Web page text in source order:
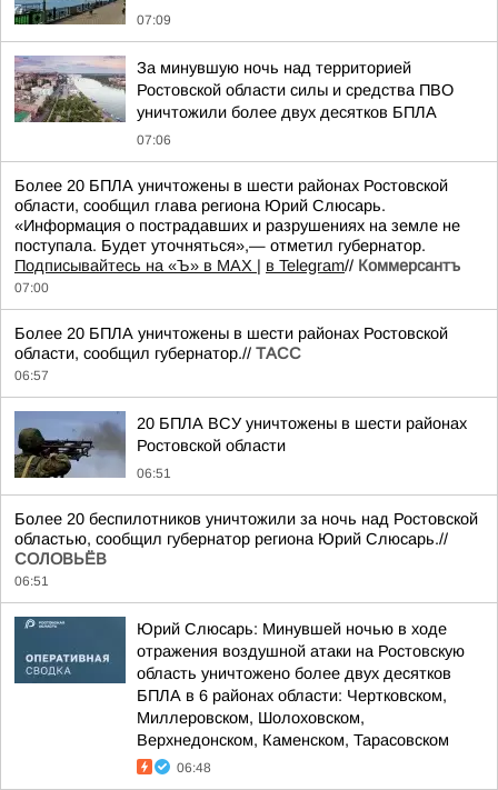
07:09
За минувшую ночь над территорией
Ростовской области силы и средства ПВО
уничтожили более двух десятков БПЛА
07:06
Более 20 БПЛА уничтожены в шести районах Ростовской
области, сообщил глава региона Юрий Слюсарь.
«Информация о пострадавших и разрушениях на земле не
поступала. Будет уточняться»,— отметил губернатор.
Подписывайтесь на «Ъ» в MAX | в Telegram// Коммерсантъ
07:00
Более 20 БПЛА уничтожены в шести районах Ростовской
области, сообщил губернатор.// ТАСС
06:57
20 БПЛА ВСУ уничтожены в шести районах
Ростовской области
06:51
Более 20 беспилотников уничтожили за ночь над Ростовской
областью, сообщил губернатор региона Юрий Слюсарь.//
СОЛОВЬЁВ
06:51
Юрий Слюсарь: Минувшей ночью в ходе
отражения воздушной атаки на Ростовскую
область уничтожено более двух десятков
БПЛА в 6 районах области: Чертковском,
Миллеровском, Шолоховском,
Верхнедонском, Каменском, Тарасовском
06:48